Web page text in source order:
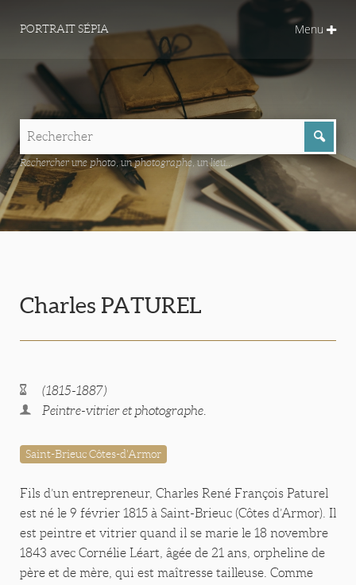
PORTRAIT SÉPIA Menu
Rechercher une photo, un photographe, un lieu...
Charles PATUREL
(1815-1887)
Peintre-vitrier et photographe.
Saint-Brieuc Côtes-d'Armor
Fils d’un entrepreneur, Charles René François Paturel
est né le 9 février 1815 à Saint-Brieuc (Côtes d’Armor). Il
est peintre et vitrier quand il se marie le 18 novembre
1843 avec Cornélie Léart, âgée de 21 ans, orpheline de
père et de mère, qui est maîtresse tailleuse. Comme